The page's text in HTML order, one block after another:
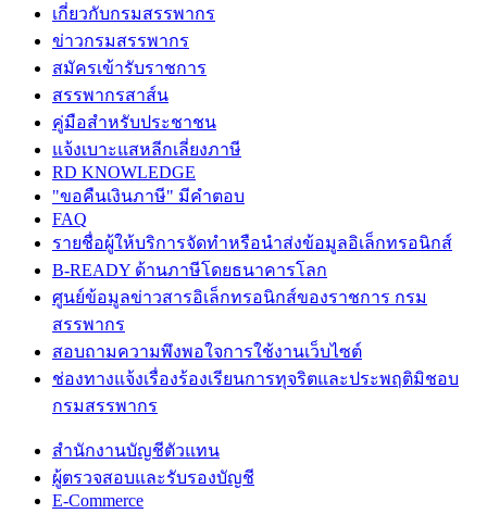
เกี่ยวกับกรมสรรพากร
ข่าวกรมสรรพากร
สมัครเข้ารับราชการ
สรรพากรสาส์น
คู่มือสำหรับประชาชน
แจ้งเบาะแสหลีกเลี่ยงภาษี
RD KNOWLEDGE
"ขอคืนเงินภาษี" มีคำตอบ
FAQ
รายชื่อผู้ให้บริการจัดทำหรือนำส่งข้อมูลอิเล็กทรอนิกส์
B-READY ด้านภาษีโดยธนาคารโลก
ศูนย์ข้อมูลข่าวสารอิเล็กทรอนิกส์ของราชการ กรม
สรรพากร
สอบถามความพึงพอใจการใช้งานเว็บไซต์
ช่องทางแจ้งเรื่องร้องเรียนการทุจริตและประพฤติมิชอบ
กรมสรรพากร
สำนักงานบัญชีตัวแทน
ผู้ตรวจสอบและรับรองบัญชี
E-Commerce